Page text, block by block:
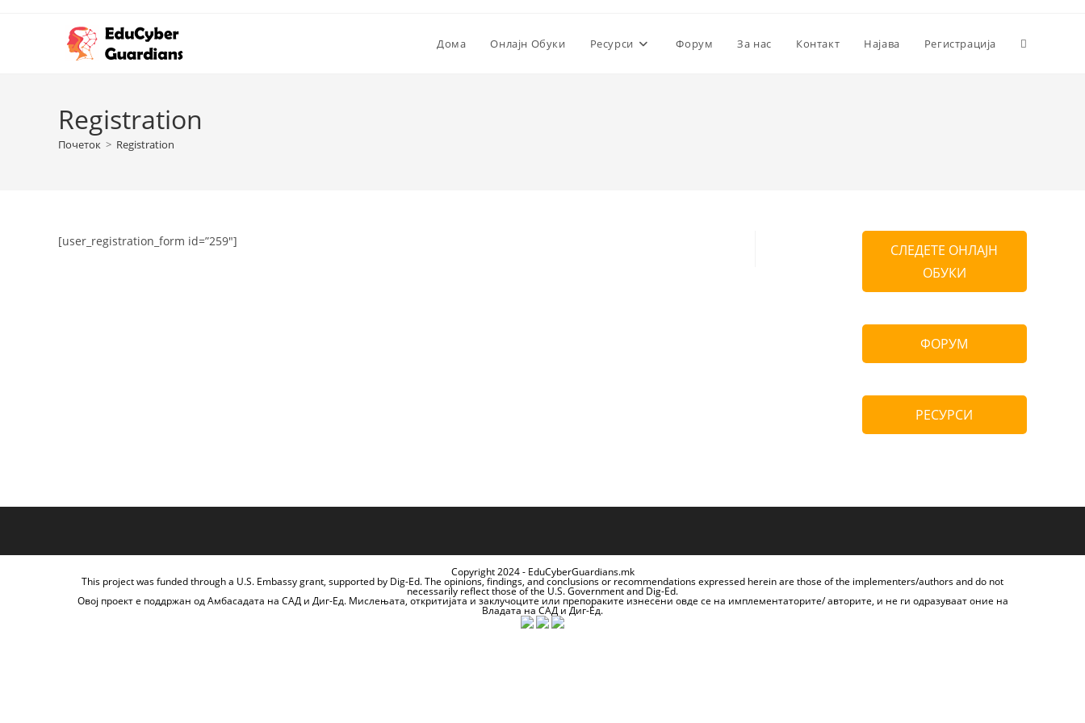
Дома Онлајн Обуки Ресурси Форум За нас Контакт Најава Регистрација
Registration
Почеток > Registration
[user_registration_form id=”259″]
СЛЕДЕТЕ ОНЛАЈН
ОБУКИ
ФОРУМ
РЕСУРСИ
Copyright 2024 - EduCyberGuardians.mk
This project was funded through a U.S. Embassy grant, supported by Dig-Ed. The opinions, findings, and conclusions or recommendations expressed herein are those of the implementers/authors and do not
necessarily reflect those of the U.S. Government and Dig-Ed.
Овој проект е поддржан од Амбасадата на САД и Диг-Ед. Мислењата, откритијата и заклучоците или препораките изнесени овде се на имплементаторите/ авторите, и не ги одразуваат оние на
Владата на САД и Диг-Ед.